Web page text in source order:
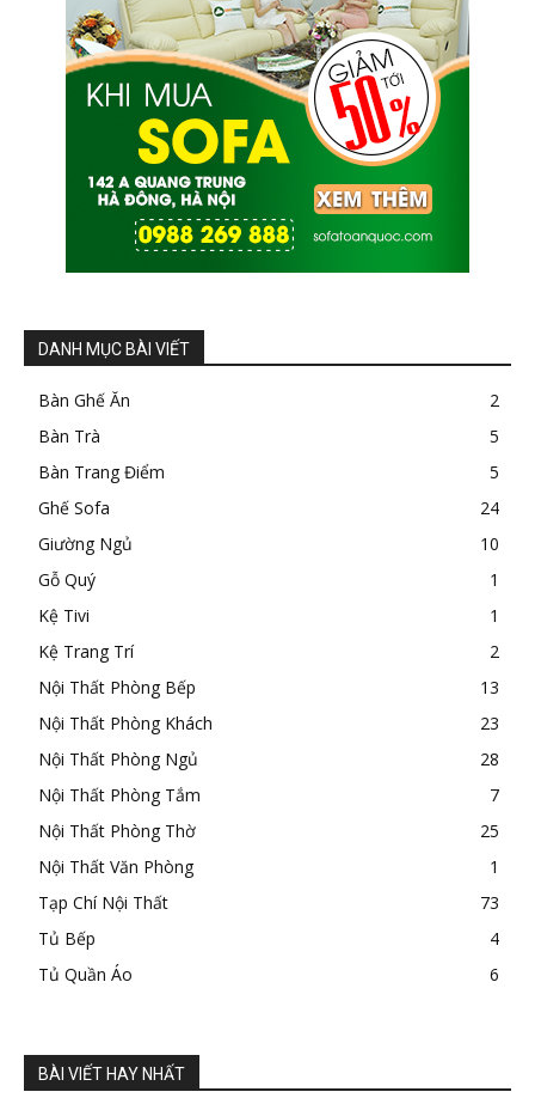
DANH MỤC BÀI VIẾT
Bàn Ghế Ăn
2
Bàn Trà
5
Bàn Trang Điểm
5
Ghế Sofa
24
Giường Ngủ
10
Gỗ Quý
1
Kệ Tivi
1
Kệ Trang Trí
2
Nội Thất Phòng Bếp
13
Nội Thất Phòng Khách
23
Nội Thất Phòng Ngủ
28
Nội Thất Phòng Tắm
7
Nội Thất Phòng Thờ
25
Nội Thất Văn Phòng
1
Tạp Chí Nội Thất
73
Tủ Bếp
4
Tủ Quần Áo
6
BÀI VIẾT HAY NHẤT